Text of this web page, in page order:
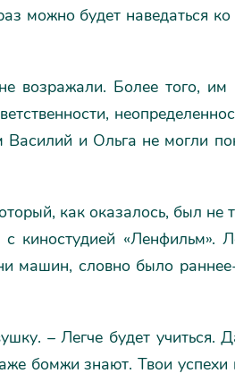
можно будет наведаться
возражали. Более того, им
и Ольга не могли
как оказалось, был не
киностудией «Ленфильм».
машин, словно было
– Легче будет учиться.
бомжи знают. Твои успехи